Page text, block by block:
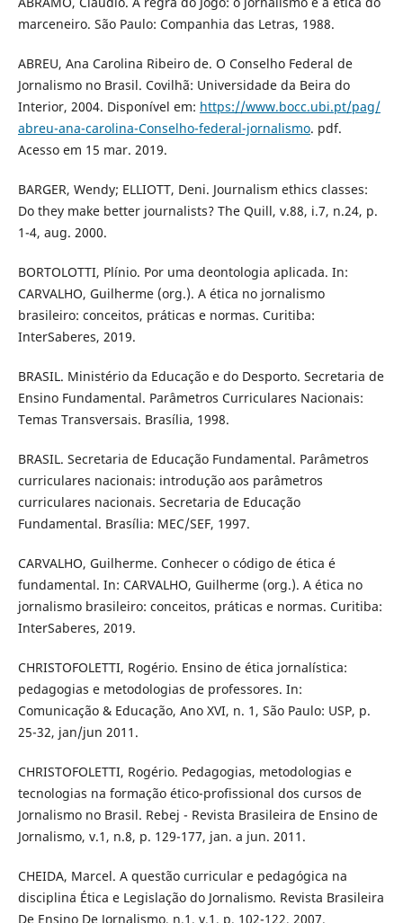
marceneiro. São Paulo: Companhia das Letras, 1988.
ABREU, Ana Carolina Ribeiro de. O Conselho Federal de
Jornalismo no Brasil. Covilhã: Universidade da Beira do
Interior, 2004. Disponível em: https://www.bocc.ubi.pt/pag/
abreu-ana-carolina-Conselho-federal-jornalismo. pdf.
Acesso em 15 mar. 2019.
BARGER, Wendy; ELLIOTT, Deni. Journalism ethics classes:
Do they make better journalists? The Quill, v.88, i.7, n.24, p.
1-4, aug. 2000.
BORTOLOTTI, Plínio. Por uma deontologia aplicada. In:
CARVALHO, Guilherme (org.). A ética no jornalismo
brasileiro: conceitos, práticas e normas. Curitiba:
InterSaberes, 2019.
BRASIL. Ministério da Educação e do Desporto. Secretaria de
Ensino Fundamental. Parâmetros Curriculares Nacionais:
Temas Transversais. Brasília, 1998.
BRASIL. Secretaria de Educação Fundamental. Parâmetros
curriculares nacionais: introdução aos parâmetros
curriculares nacionais. Secretaria de Educação
Fundamental. Brasília: MEC/SEF, 1997.
CARVALHO, Guilherme. Conhecer o código de ética é
fundamental. In: CARVALHO, Guilherme (org.). A ética no
jornalismo brasileiro: conceitos, práticas e normas. Curitiba:
InterSaberes, 2019.
CHRISTOFOLETTI, Rogério. Ensino de ética jornalística:
pedagogias e metodologias de professores. In:
Comunicação & Educação, Ano XVI, n. 1, São Paulo: USP, p.
25-32, jan/jun 2011.
CHRISTOFOLETTI, Rogério. Pedagogias, metodologias e
tecnologias na formação ético-profissional dos cursos de
Jornalismo no Brasil. Rebej - Revista Brasileira de Ensino de
Jornalismo, v.1, n.8, p. 129-177, jan. a jun. 2011.
CHEIDA, Marcel. A questão curricular e pedagógica na
disciplina Ética e Legislação do Jornalismo. Revista Brasileira
De Ensino De Jornalismo, n.1, v.1, p. 102-122, 2007.